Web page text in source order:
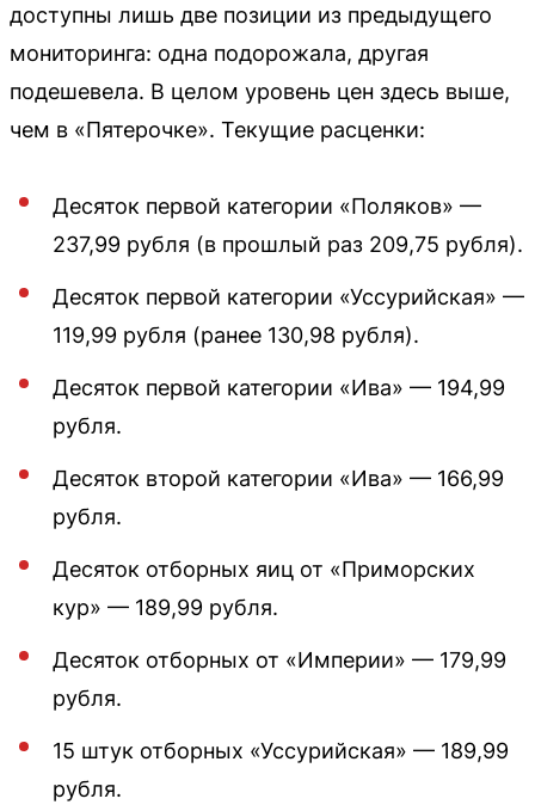
доступны лишь две позиции из предыдущего
мониторинга: одна подорожала, другая
подешевела. В целом уровень цен здесь выше,
чем в «Пятерочке». Текущие расценки:
Десяток первой категории «Поляков» —
237,99 рубля (в прошлый раз 209,75 рубля).
Десяток первой категории «Уссурийская» —
119,99 рубля (ранее 130,98 рубля).
Десяток первой категории «Ива» — 194,99
рубля.
Десяток второй категории «Ива» — 166,99
рубля.
Десяток отборных яиц от «Приморских
кур» — 189,99 рубля.
Десяток отборных от «Империи» — 179,99
рубля.
15 штук отборных «Уссурийская» — 189,99
рубля.